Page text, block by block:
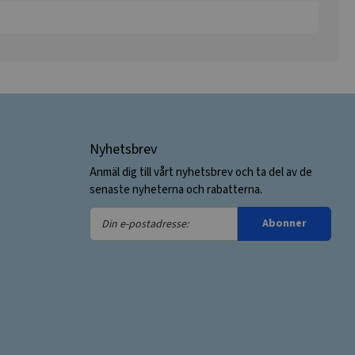
Nyhetsbrev
Anmäl dig till vårt nyhetsbrev och ta del av de
senaste nyheterna och rabatterna.
Din
e-
Abonner